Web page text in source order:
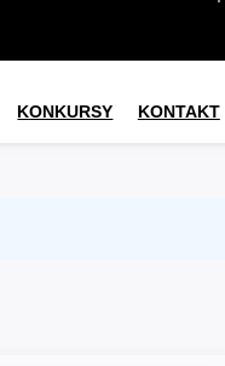
KONKURSY KONTAKT